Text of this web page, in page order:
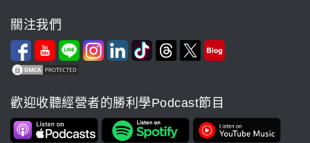
關注我們
歡迎收聽經營者的勝利學Podcast節目